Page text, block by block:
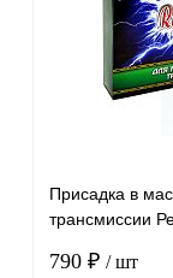
Присадка в
трансмиссии
790 ₽ / шт